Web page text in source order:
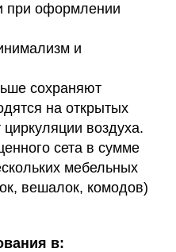
при оформлении
и
сохраняют
на открытых
циркуляции воздуха.
сета в сумме
мебельных
вешалок, комодов)
в: